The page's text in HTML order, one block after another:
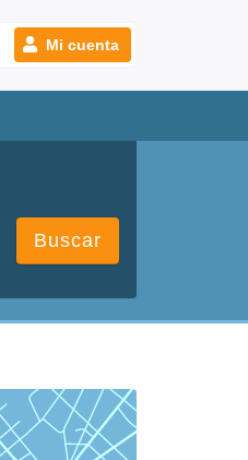
Mi cuenta
Buscar